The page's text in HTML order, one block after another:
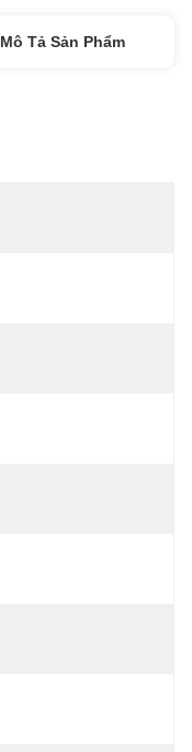
Mô Tả Sản Phẩm